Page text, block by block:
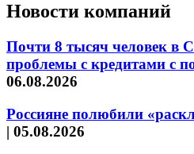
Новости компаний
Почти 8 тысяч человек в
проблемы с кредитами с
06.08.2026
Россияне полюбили
| 05.08.2026